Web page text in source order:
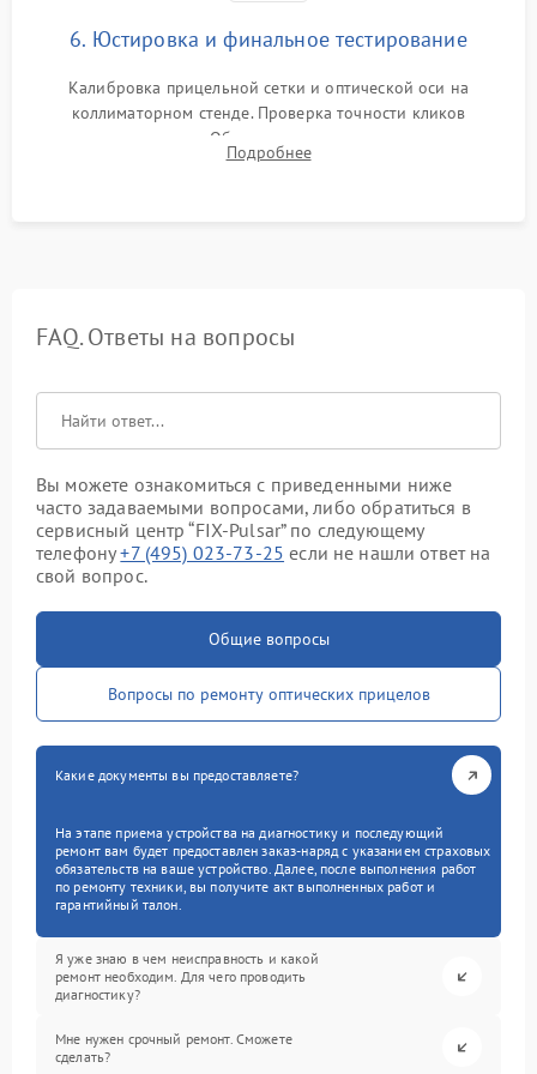
6. Юстировка и финальное тестирование
Калибровка прицельной сетки и оптической оси на
коллиматорном стенде. Проверка точности кликов
механизма поправок. Обязательное испытание прицела на
ударном стенде для проверки устойчивости к отдаче и
Подробнее
FAQ. Ответы на вопросы
Вы можете ознакомиться с приведенными ниже
часто задаваемыми вопросами, либо обратиться в
сервисный центр “FIX-Pulsar” по следующему
телефону+7 (495) 023-73-25 если не нашли ответ на
свой вопрос.
Общие вопросы
Вопросы по ремонту оптических прицелов
Какие документы вы предоставляете?
На этапе приема устройства на диагностику и последующий
ремонт вам будет предоставлен заказ-наряд с указанием страховых
обязательств на ваше устройство. Далее, после выполнения работ
по ремонту техники, вы получите акт выполненных работ и
гарантийный талон.
Я уже знаю в чем неисправность и какой
ремонт необходим. Для чего проводить
диагностику?
Мне нужен срочный ремонт. Сможете
сделать?